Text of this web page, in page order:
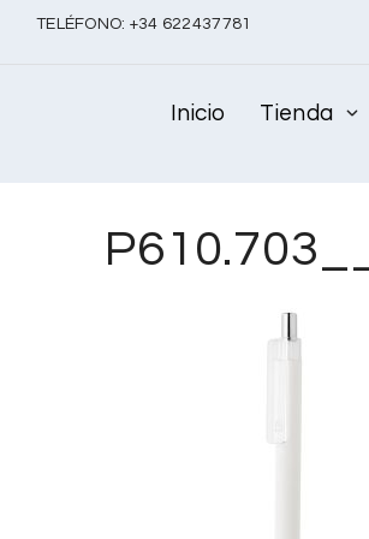
TELÉFONO: +34 622437781
Inicio Tienda